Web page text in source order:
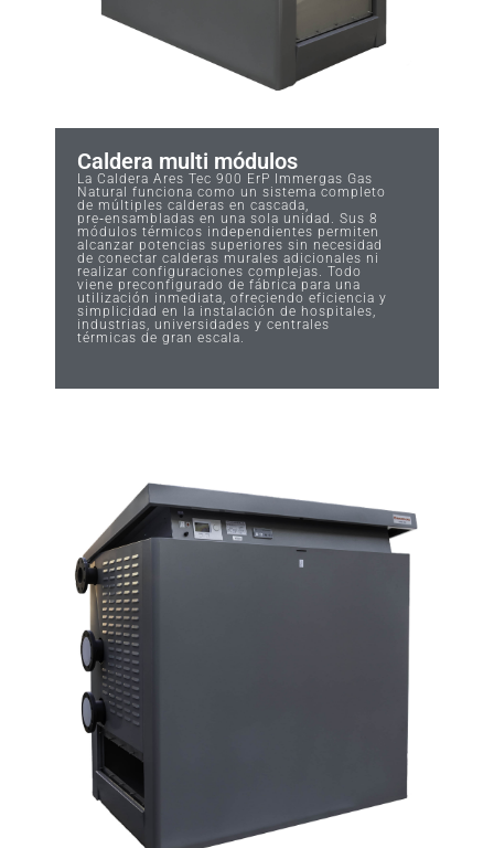
Caldera multi módulos
La Caldera Ares Tec 900 ErP Immergas Gas
Natural funciona como un sistema completo
de múltiples calderas en cascada,
pre‑ensambladas en una sola unidad. Sus 8
módulos térmicos independientes permiten
alcanzar potencias superiores sin necesidad
de conectar calderas murales adicionales ni
realizar configuraciones complejas. Todo
viene preconfigurado de fábrica para una
utilización inmediata, ofreciendo eficiencia y
simplicidad en la instalación de hospitales,
industrias, universidades y centrales
térmicas de gran escala.